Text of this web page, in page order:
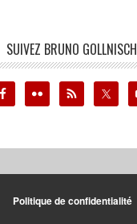
SUIVEZ BRUNO GOLLNISCH
Politique de confidentialité